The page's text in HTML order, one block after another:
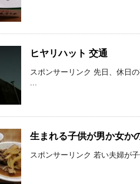
ヒヤリハット 交通
スポンサーリンク 先日、休日
...
生まれる子供が男か女か
スポンサーリンク 若い夫婦が